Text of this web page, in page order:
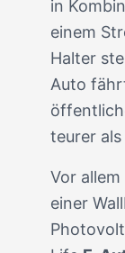
in
einem
Halter
Auto
teurer als
Vor
einer